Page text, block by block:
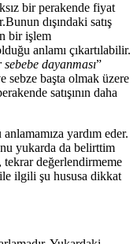
bir perakende fiyat
dışındaki satış
bir işlem
anlamı çıkartılabilir.
sebebe dayanması”
sebze başta olmak üzere
satışının daha
yardım eder.
yukarda da belirttim
tekrar değerlendirmeme
ilgili şu hususa dikkat